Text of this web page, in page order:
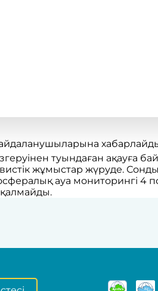
туындаған ақауға
жұмыстар жүруде.
ауа мониторингі 4